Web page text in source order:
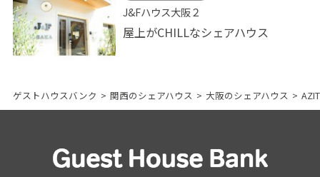
J&Fハウス大阪２
屋上がCHILLなシェアハウス
ゲストハウスバンク > 関西のシェアハウス > 大阪のシェアハウス >